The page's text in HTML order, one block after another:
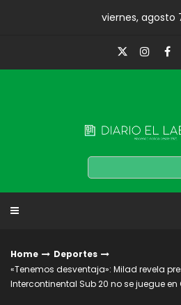
viernes, agosto
Home
Deportes
«Tenemos desventaja»: Milad revela
Intercontinental Sub 20 no se juegue en